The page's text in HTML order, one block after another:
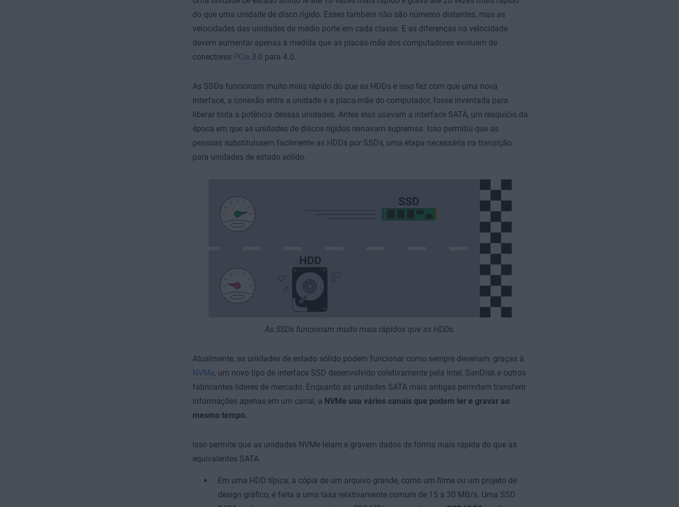
do que uma unidade de disco rígido. Esses também não são números distantes, mas as
velocidades das unidades de médio porte em cada classe. E as diferenças na velocidade
devem aumentar apenas à medida que as placas-mãe dos computadores evoluem de
conectores PCIe3.0 para 4.0.
As SSDs funcionam muito mais rápido do que as HDDs e isso fez com que uma nova
interface, a conexão entre a unidade e a placa-mãe do computador, fosse inventada para
liberar toda a potência dessas unidades. Antes elas usavam a interface SATA, um resquício da
época em que as unidades de discos rígidos reinavam supremas. Isso permitiu que as
pessoas substituíssem facilmente as HDDs por SSDs, uma etapa necessária na transição
para unidades de estado sólido.
As SSDs funcionam muito mais rápidos que as HDDs.
Atualmente, as unidades de estado sólido podem funcionar como sempre deveriam, graças à
NVMe, um novo tipo de interface SSD desenvolvido coletivamente pela Intel, SanDisk e outros
fabricantes líderes de mercado. Enquanto as unidades SATA mais antigas permitem transferir
informações apenas em um canal, a NVMe usa vários canais que podem ler e gravar ao
mesmo tempo.
Isso permite que as unidades NVMe leiam e gravem dados de forma mais rápida do que as
equivalentes SATA.
Em uma HDD típica, a cópia de um arquivo grande, como um filme ou um projeto de
design gráfico, é feita a uma taxa relativamente comum de 15 a 30 MB/s. Uma SSD